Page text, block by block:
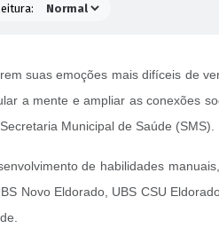
suas emoções mais difíceis de
a mente e ampliar as conexões
Municipal de Saúde (SMS).
de habilidades
Novo Eldorado, UBS CSU